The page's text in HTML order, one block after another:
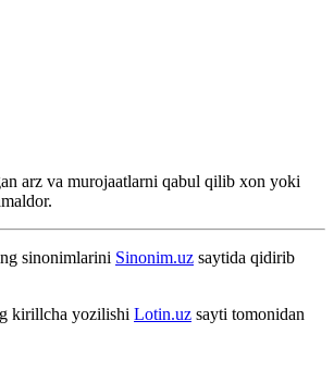
arz va murojaatlarni qabul qilib xon yoki
sinonimlarini Sinonim.uz saytida qidirib
kirillcha yozilishi Lotin.uz sayti tomonidan